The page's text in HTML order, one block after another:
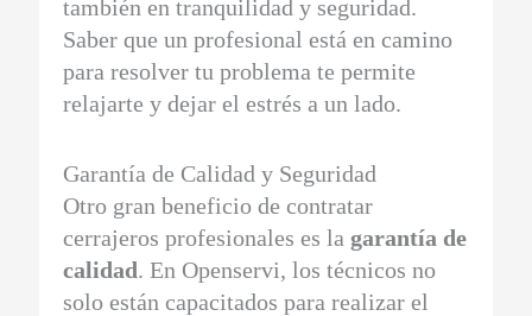
también en tranquilidad y seguridad.
Saber que un profesional está en camino
para resolver tu problema te permite
relajarte y dejar el estrés a un lado.
Garantía de Calidad y Seguridad
Otro gran beneficio de contratar
cerrajeros profesionales es la garantía de
calidad. En Openservi, los técnicos no
solo están capacitados para realizar el